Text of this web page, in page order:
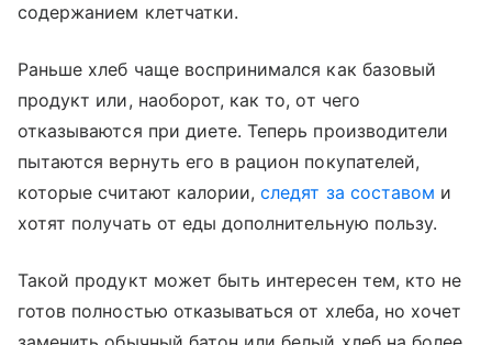
содержанием клетчатки.
Раньше хлеб чаще воспринимался как базовый
продукт или, наоборот, как то, от чего
отказываются при диете. Теперь производители
пытаются вернуть его в рацион покупателей,
которые считают калории,следят за составом и
хотят получать от еды дополнительную пользу.
Такой продукт может быть интересен тем, кто не
готов полностью отказываться от хлеба, но хочет